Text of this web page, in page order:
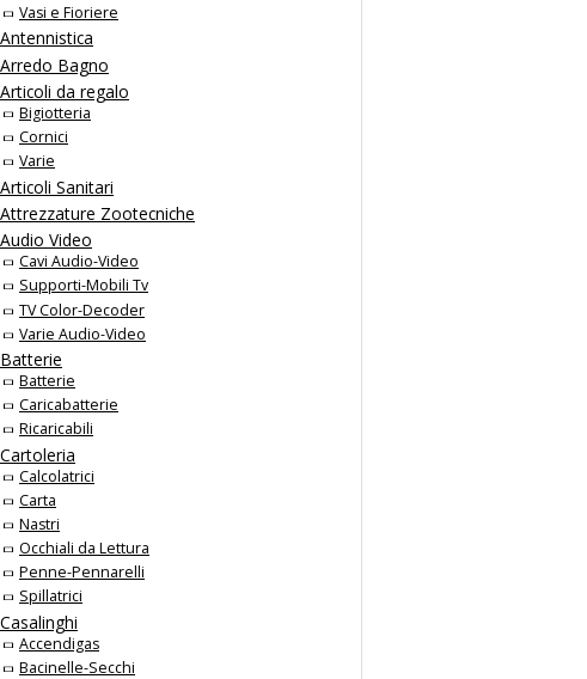
Vasi e Fioriere
Antennistica
Arredo Bagno
Articoli da regalo
Bigiotteria
Cornici
Varie
Articoli Sanitari
Attrezzature Zootecniche
Audio Video
Cavi Audio-Video
Supporti-Mobili Tv
TV Color-Decoder
Varie Audio-Video
Batterie
Batterie
Caricabatterie
Ricaricabili
Cartoleria
Calcolatrici
Carta
Nastri
Occhiali da Lettura
Penne-Pennarelli
Spillatrici
Casalinghi
Accendigas
Bacinelle-Secchi